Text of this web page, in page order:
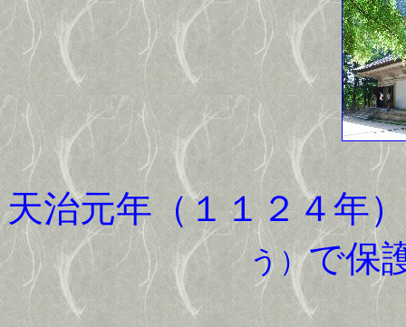
天治元年（１１２４年
う）で保